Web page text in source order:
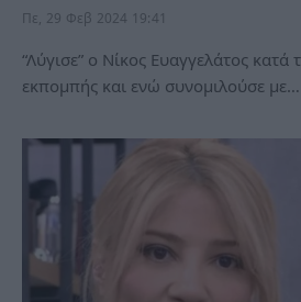
Πε, 29 Φεβ 2024 19:41
“Λύγισε” ο Νίκος Ευαγγελάτος κατά
εκπομπής και ενώ συνομιλούσε με…